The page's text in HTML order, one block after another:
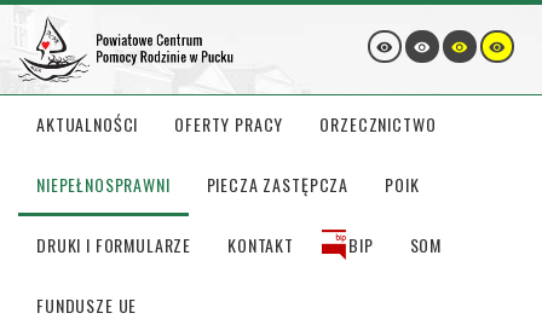
AKTUALNOŚCI OFERTY PRACY ORZECZNICTWO
NIEPEŁNOSPRAWNI PIECZA ZASTĘPCZA POIK
DRUKI I FORMULARZE KONTAKT BIP SOM
FUNDUSZE UE